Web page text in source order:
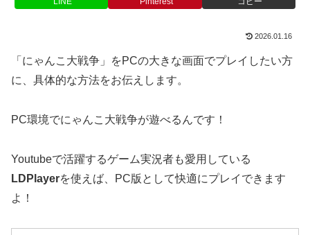
2026.01.16
「にゃんこ大戦争」をPCの大きな画面でプレイしたい方
に、具体的な方法をお伝えします。
PC環境でにゃんこ大戦争が遊べるんです！
Youtubeで活躍するゲーム実況者も愛用している
LDPlayerを使えば、PC版として快適にプレイできます
よ！